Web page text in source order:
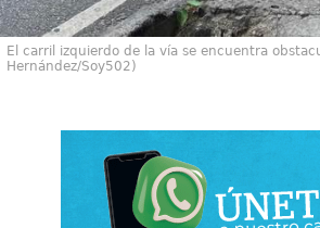
El carril izquierdo de la vía se encuentra
Hernández/Soy502)